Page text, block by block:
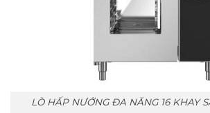
LÒ HẤP NƯỚNG ĐA NĂNG 16 KHAY